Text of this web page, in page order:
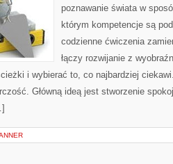
poznawanie świata w
którym kompetencje są
codzienne ćwiczenia
łączy rozwijanie z
i wybierać to, co najbardziej
Główną ideą jest stworzenie